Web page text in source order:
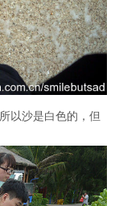
以沙是白色的，但